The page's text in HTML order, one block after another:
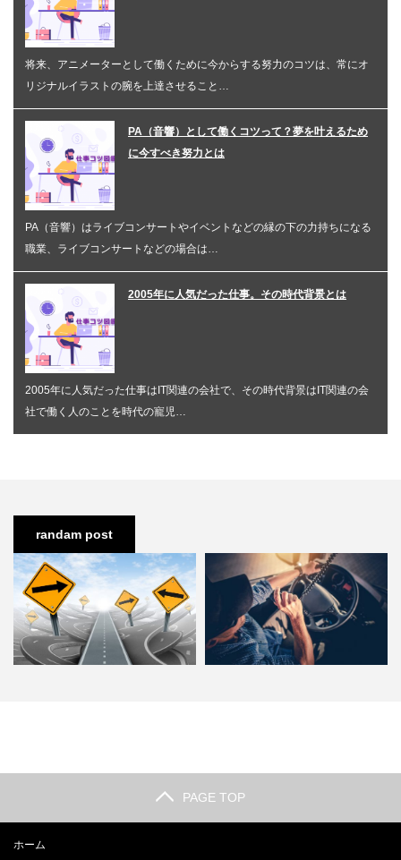
将来、アニメーターとして働くために今からする努力のコツは、常にオ
リジナルイラストの腕を上達させること…
PA（音響）として働くコツって？夢を叶えるため
に今すべき努力とは
PA（音響）はライブコンサートやイベントなどの縁の下の力持ちになる
職業、ライブコンサートなどの場合は…
2005年に人気だった仕事。その時代背景とは
2005年に人気だった仕事はIT関連の会社で、その時代背景はIT関連の会
社で働く人のことを時代の寵児…
randam post
PAGE TOP
ホーム